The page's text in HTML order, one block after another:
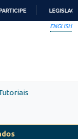
ENGLISH